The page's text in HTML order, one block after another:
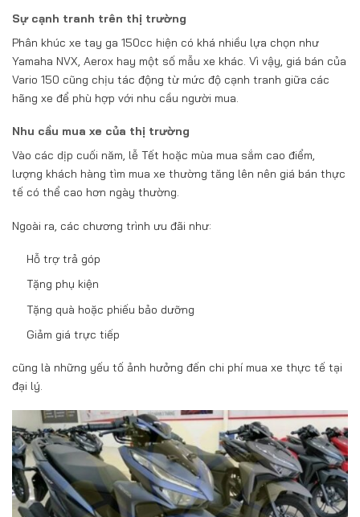
Sự cạnh tranh trên thị trường
Phân khúc xe tay ga 150cc hiện có khá nhiều lựa chọn như
Yamaha NVX, Aerox hay một số mẫu xe khác. Vì vậy, giá bán của
Vario 150 cũng chịu tác động từ mức độ cạnh tranh giữa các
hãng xe để phù hợp với nhu cầu người mua.
Nhu cầu mua xe của thị trường
Vào các dịp cuối năm, lễ Tết hoặc mùa mua sắm cao điểm,
lượng khách hàng tìm mua xe thường tăng lên nên giá bán thực
tế có thể cao hơn ngày thường.
Ngoài ra, các chương trình ưu đãi như:
Hỗ trợ trả góp
Tặng phụ kiện
Tặng quà hoặc phiếu bảo dưỡng
Giảm giá trực tiếp
cũng là những yếu tố ảnh hưởng đến chi phí mua xe thực tế tại
đại lý.